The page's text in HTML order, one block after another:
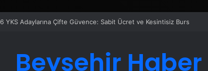
YKS Adaylarına Çifte Güvence: Sabit Ücret ve Kesintisiz Burs
Beyşehir Haber